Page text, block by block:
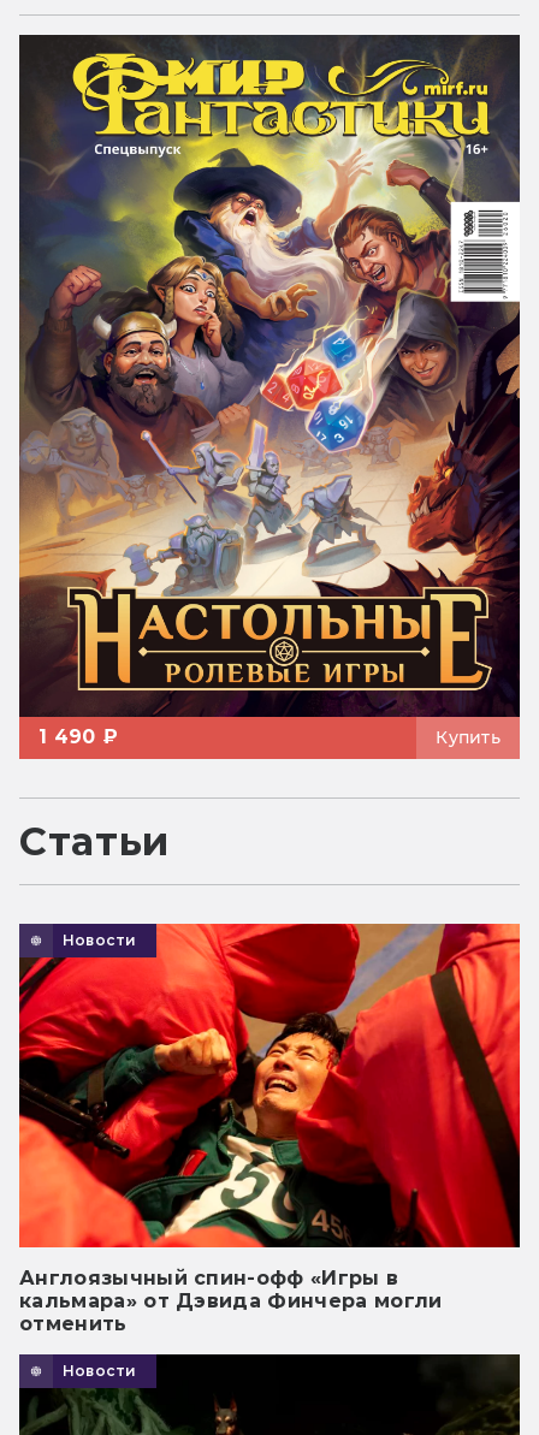
1 490 ₽ Купить
Статьи
Новости
Англоязычный спин-офф «Игры в
кальмара» от Дэвида Финчера могли
отменить
Новости